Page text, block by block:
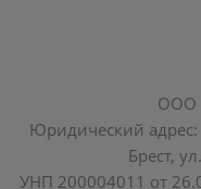
ООО
Юридический адрес:
Брест,
УНП 200004011 от